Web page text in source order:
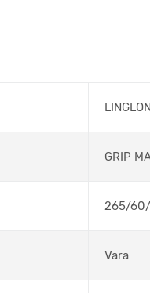
GRIP
265/60/
Vara